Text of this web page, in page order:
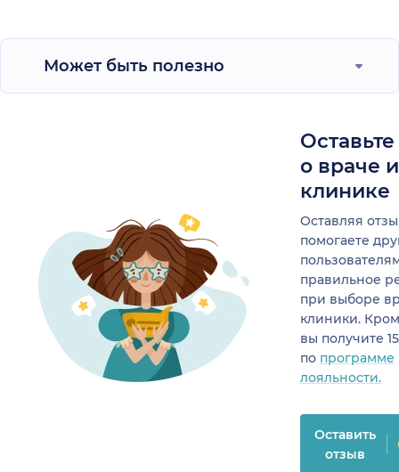
Может быть полезно
о враче
клинике
Оставляя
помогаете
правильное
при выборе
клиники.
вы получите
по программе
лояльности.
Оставить
отзыв